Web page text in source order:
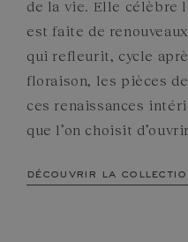
de la vie. Elle célèbre
est faite de
qui refleurit, cycle
floraison, les pièces
ces renaissances
que l’on choisit
découvrir la